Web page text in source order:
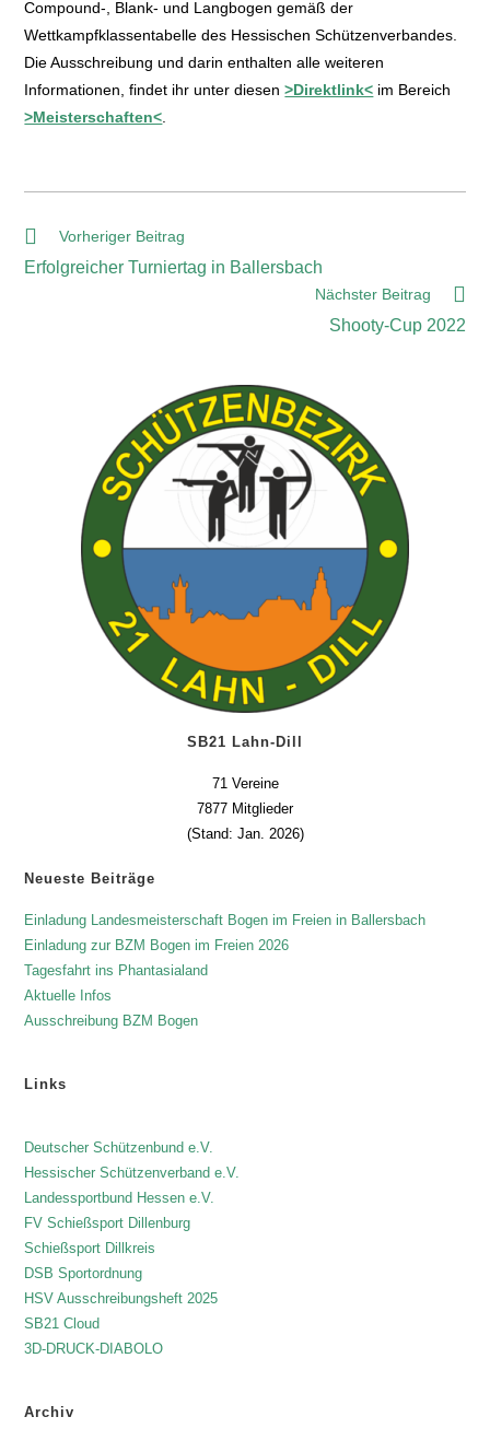
Compound-, Blank- und Langbogen gemäß der
Wettkampfklassentabelle des Hessischen Schützenverbandes.
Die Ausschreibung und darin enthalten alle weiteren
Informationen, findet ihr unter diesen>Direktlink< im Bereich
>Meisterschaften<
Vorheriger Beitrag
Erfolgreicher Turniertag in Ballersbach
Nächster Beitrag
Shooty-Cup 2022
SB21 Lahn-Dill
71 Vereine
7877 Mitglieder
(Stand: Jan. 2026)
Neueste Beiträge
Einladung Landesmeisterschaft Bogen im Freien in Ballersbach
Einladung zur BZM Bogen im Freien 2026
Tagesfahrt ins Phantasialand
Aktuelle Infos
Ausschreibung BZM Bogen
Links
Deutscher Schützenbund e.V.
Hessischer Schützenverband e.V.
Landessportbund Hessen e.V.
FV Schießsport Dillenburg
Schießsport Dillkreis
DSB Sportordnung
HSV Ausschreibungsheft 2025
SB21 Cloud
3D-DRUCK-DIABOLO
Archiv